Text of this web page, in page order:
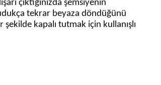
çıktığınızda şemsiyenin
tekrar beyaza döndüğünü
kapalı tutmak için kullanışlı